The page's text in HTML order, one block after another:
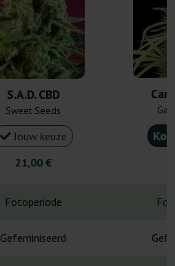
S.A.D. CBD
Sweet Seeds
Jouw keuze
21,00 €
Fotoperiode
Gefeminiseerd